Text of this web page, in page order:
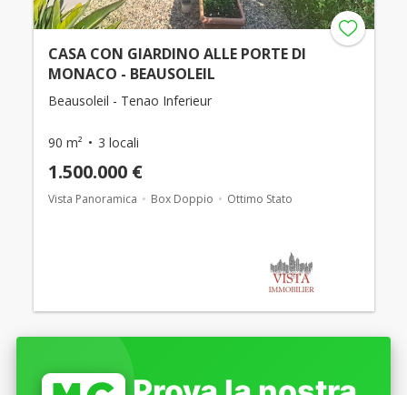
CASA CON GIARDINO ALLE PORTE DI
MONACO - BEAUSOLEIL
Beausoleil - Tenao Inferieur
90 m² 3 locali
1.500.000 €
Vista Panoramica Box Doppio Ottimo Stato